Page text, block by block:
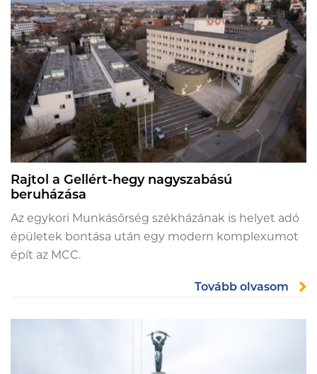
Rajtol a Gellért-hegy nagyszabású
beruházása
Az egykori Munkásőrség székházának is helyet adó
épületek bontása után egy modern komplexumot
épít az MCC.
Tovább olvasom